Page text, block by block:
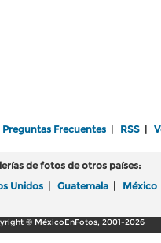
Preguntas Frecuentes RSS
de fotos de otros países:
Unidos
Guatemala México
© MéxicoEnFotos, 2001-2026